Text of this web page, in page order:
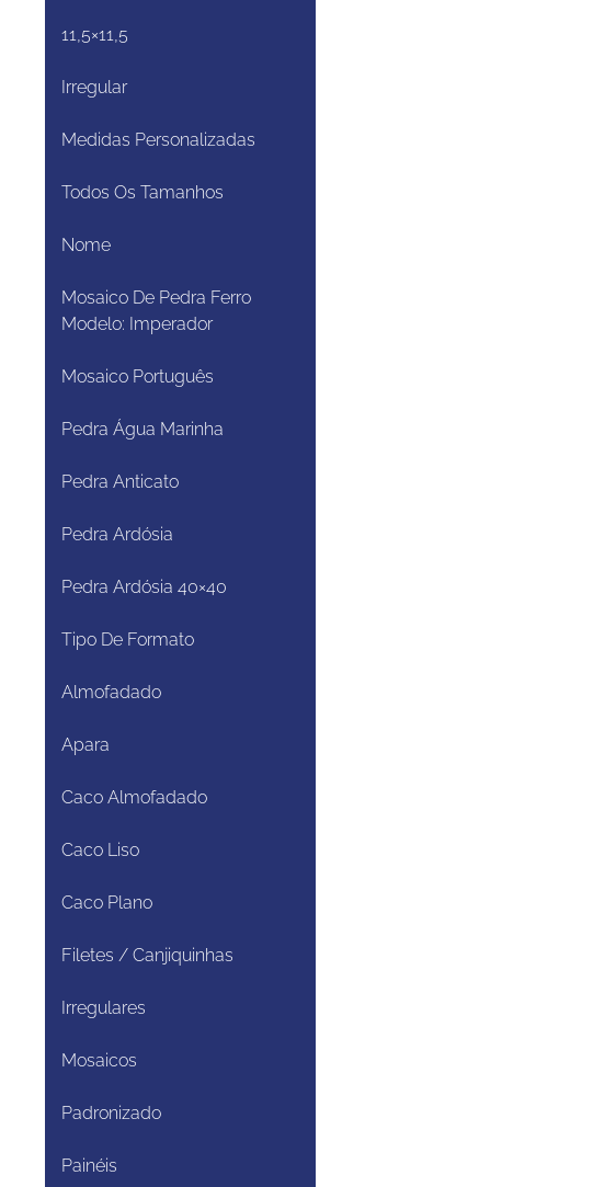
11,5×11,5
Irregular
Medidas Personalizadas
Todos Os Tamanhos
Nome
Mosaico De Pedra Ferro
Modelo: Imperador
Mosaico Português
Pedra Água Marinha
Pedra Anticato
Pedra Ardósia
Pedra Ardósia 40×40
Tipo De Formato
Almofadado
Apara
Caco Almofadado
Caco Liso
Caco Plano
Filetes / Canjiquinhas
Irregulares
Mosaicos
Padronizado
Painéis